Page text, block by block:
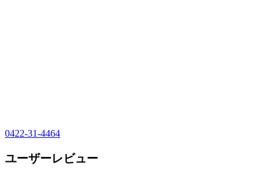
0422-31-4464
ユーザーレビュー